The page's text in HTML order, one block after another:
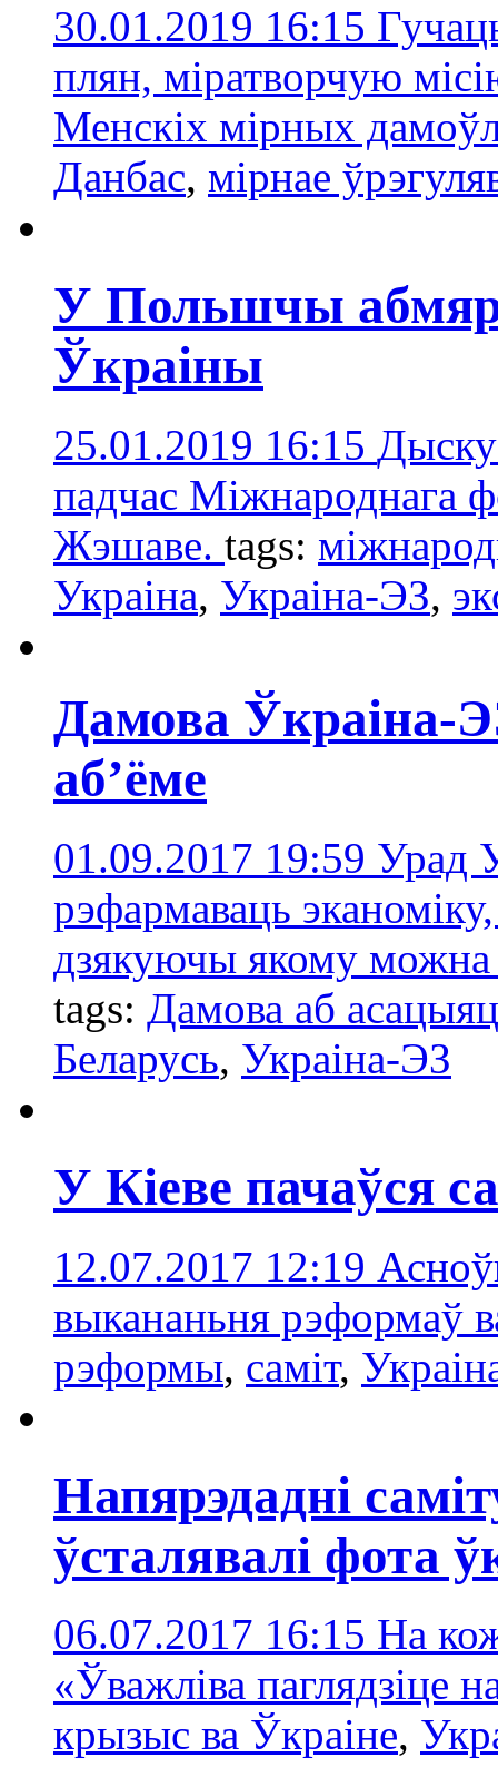
30.01.2019 16:15
плян, міратворчую
Менскіх мірных
Данбас, мірнае
У Польшчы
Ўкраіны
25.01.2019 16:15
падчас Міжнароднага
Жэшаве. tags:
Украіна, Украіна-ЭЗ,
Дамова Ўкраіна-
аб’ёме
01.09.2017 19:59 Урад
рэфармаваць
дзякуючы якому можна
tags: Дамова аб
Беларусь, Украіна-ЭЗ
У Кіеве пачаўся
12.07.2017 12:19
выкананьня рэформаў
рэформы, саміт,
Напярэдадні
ўсталявалі фота
06.07.2017 16:15 На
«Ўважліва паглядзіце
крызыс ва Ўкраіне,